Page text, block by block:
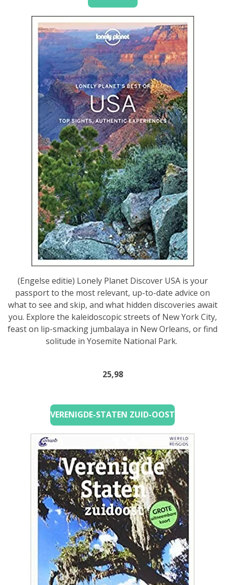
(Engelse editie) Lonely Planet Discover USA is your
passport to the most relevant, up-to-date advice on
what to see and skip, and what hidden discoveries await
you. Explore the kaleidoscopic streets of New York City,
feast on lip-smacking jumbalaya in New Orleans, or find
solitude in Yosemite National Park.
25,98
VERENIGDE-STATEN ZUID-OOST